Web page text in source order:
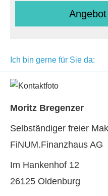
Ich bin gerne für Sie da:
Moritz Bregenzer
Selbständiger freier
FiNUM.Finanzhaus AG
Im Hankenhof 12
26125 Oldenburg